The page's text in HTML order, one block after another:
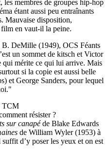
les membres de groupes hip-hop
étant aussi peu entraînants
Mauvaise disposition,
film en vaut-il la peine.
B. DeMille (1949), OCS Féants
un sommet de kitsch et Victor
qui mérite ce qui lui arrive. Mais
si la copie est aussi belle
et George Sanders, pour lequel
TCM
résister ?
sur canapéde Blake Edwards
de William Wyler (1953) à
d’y poser les yeux et on est